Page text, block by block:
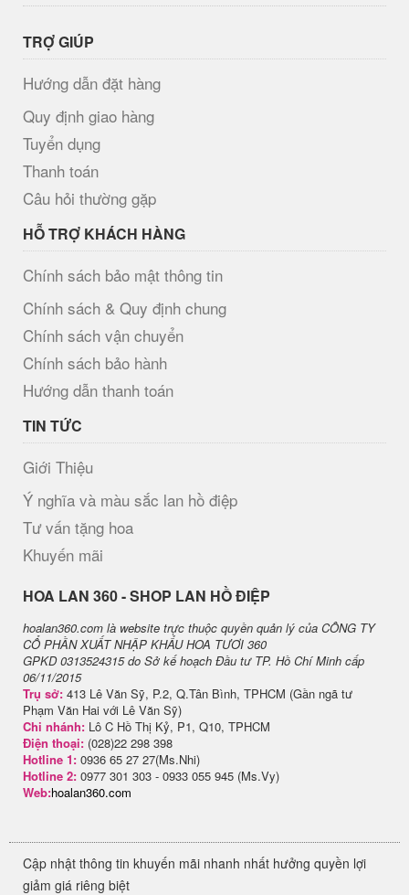
TRỢ GIÚP
Hướng dẫn đặt hàng
Quy định giao hàng
Tuyển dụng
Thanh toán
Câu hỏi thường gặp
HỖ TRỢ KHÁCH HÀNG
Chính sách bảo mật thông tin
Chính sách & Quy định chung
Chính sách vận chuyển
Chính sách bảo hành
Hướng dẫn thanh toán
TIN TỨC
Giới Thiệu
Ý nghĩa và màu sắc lan hồ điệp
Tư vấn tặng hoa
Khuyến mãi
H​OA LAN 360 - SHOP LAN HỒ ĐIỆP
hoalan360.com là website trực thuộc quyền quản lý của CÔNG TY
CỔ PHẦN XUẤT NHẬP KHẨU HOA TƯƠI 360
GPKD 0313524315 do Sở kế hoạch Đầu tư TP. Hồ Chí Minh cấp
06/11/2015
Trụ sở: 413 Lê Văn Sỹ, P.2, Q.Tân Bình, TPHCM (Gần ngã tư
Phạm Văn Hai với Lê Văn Sỹ)
Chi nhánh: Lô C Hồ Thị Kỷ, P1, Q10, TPHCM
Điện thoại: (028)22 298 398
Hotline 1: 0936 65 27 27(Ms.Nhi)
Hotline 2: 0977 301 303 - 0933 055 945 (Ms.Vy)
Web:hoalan360.com
Cập nhật thông tin khuyến mãi nhanh nhất hưởng quyền lợi
giảm giá riêng biệt